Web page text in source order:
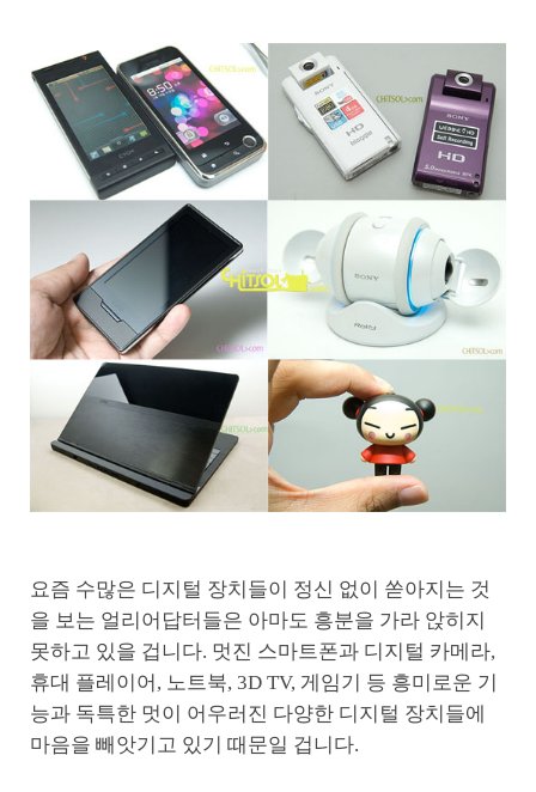
요즘 수많은 디지털 장치들이 정신 없이 쏟아지는 것
을 보는 얼리어답터들은 아마도 흥분을 가라 앉히지
못하고 있을 겁니다. 멋진 스마트폰과 디지털 카메라,
휴대 플레이어, 노트북, 3D TV, 게임기 등 흥미로운 기
능과 독특한 멋이 어우러진 다양한 디지털 장치들에
마음을 빼앗기고 있기 때문일 겁니다.